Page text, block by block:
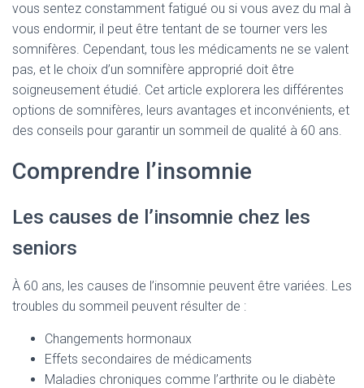
vous sentez constamment fatigué ou si vous avez du mal à
vous endormir, il peut être tentant de se tourner vers les
somnifères. Cependant, tous les médicaments ne se valent
pas, et le choix d’un somnifère approprié doit être
soigneusement étudié. Cet article explorera les différentes
options de somnifères, leurs avantages et inconvénients, et
des conseils pour garantir un sommeil de qualité à 60 ans.
Comprendre l’insomnie
Les causes de l’insomnie chez les
seniors
À 60 ans, les causes de l’insomnie peuvent être variées. Les
troubles du sommeil peuvent résulter de :
Changements hormonaux
Effets secondaires de médicaments
Maladies chroniques comme l’arthrite ou le diabète